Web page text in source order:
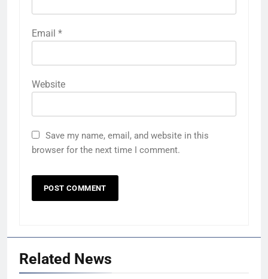
Email *
Website
Save my name, email, and website in this
browser for the next time I comment.
Related News